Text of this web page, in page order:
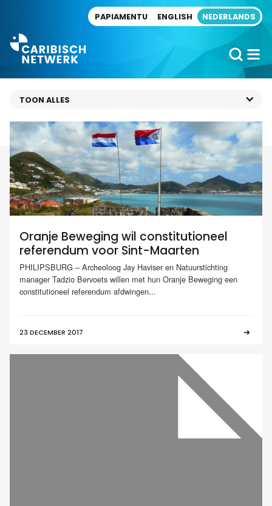
PAPIAMENTU ENGLISH NEDERLANDS
Oranje Beweging wil constitutioneel
referendum voor Sint-Maarten
PHILIPSBURG – Archeoloog Jay Haviser en Natuurstichting
manager Tadzio Bervoets willen met hun Oranje Beweging een
constitutioneel referendum afdwingen...
23 DECEMBER 2017